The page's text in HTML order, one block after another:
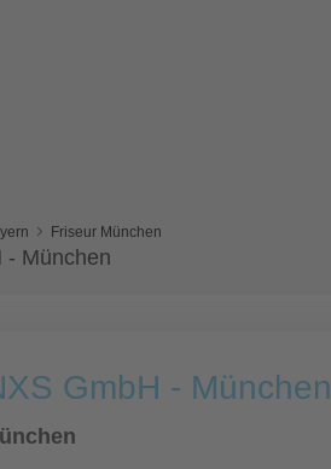
Friseur München
- München
GmbH - München